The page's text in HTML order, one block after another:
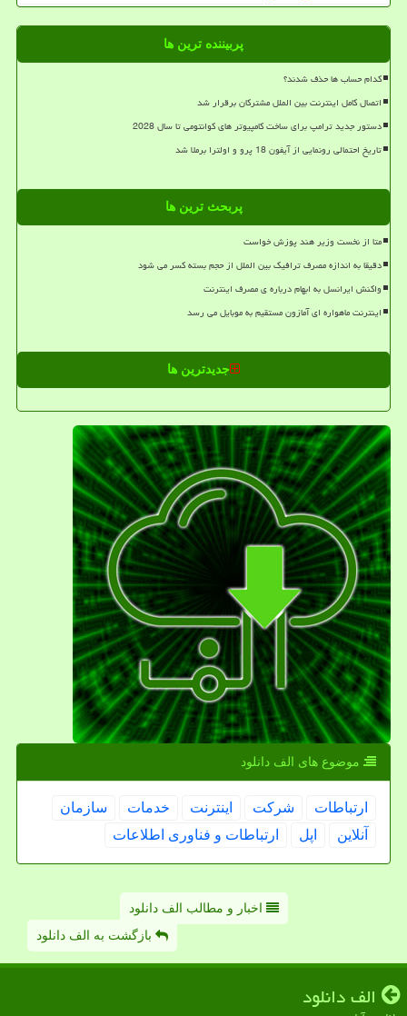
پربیننده ترین ها
کدام حساب ها حذف شدند؟
اتصال کامل اینترنت بین الملل مشترکان برقرار شد
دستور جدید ترامپ برای ساخت کامپیوتر های کوانتومی تا سال 2028
تاریخ احتمالی رونمایی از آیفون 18 پرو و اولترا برملا شد
پربحث ترین ها
متا از نخست وزیر هند پوزش خواست
دقیقا به اندازه مصرف ترافیک بین الملل از حجم بسته کسر می شود
واکنش ایرانسل به ابهام درباره ی مصرف اینترنت
اینترنت ماهواره ای آمازون مستقیم به موبایل می رسد
جدیدترین ها
موضوع های الف دانلود
ارتباطات شركت اینترنت خدمات
سازمان
آنلاین
اپل ارتباطات و فناوری اطلاعات
اخبار و مطالب الف دانلود
بازگشت به الف دانلود
الف دانلود